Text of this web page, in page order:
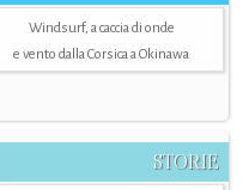
Windsurf, a caccia di onde
e vento dalla Corsica a Okinawa
STORIE